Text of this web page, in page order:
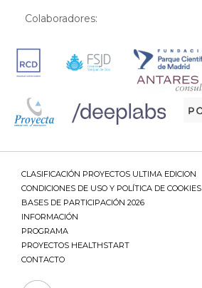
Colaboradores:
CLASIFICACIÓN PROYECTOS ULTIMA EDICION
CONDICIONES DE USO Y POLÍTICA DE COOKIES
BASES DE PARTICIPACIÓN 2026
INFORMACIÓN
PROGRAMA
PROYECTOS HEALTHSTART
CONTACTO